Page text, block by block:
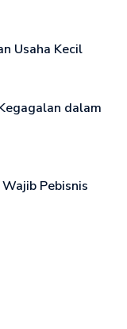
Usaha Kecil
dalam
Pebisnis